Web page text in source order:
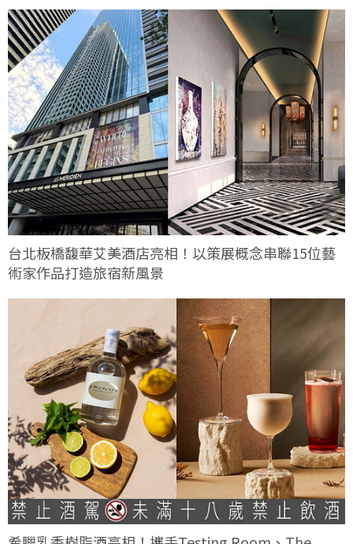
台北板橋馥華艾美酒店亮相！以策展概念串聯15位藝
術家作品打造旅宿新風景